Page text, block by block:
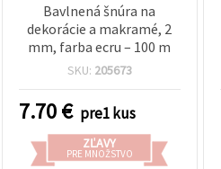
Bavlnená šnúra na
dekorácie a makramé, 2
mm, farba ecru – 100 m
SKU: 205673
7.70€ pre1 kus
ZĽAVY
PRE MNOŽSTVO